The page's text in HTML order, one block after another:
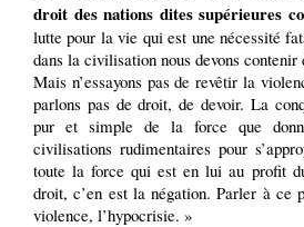
droit des nations dites supérieures
lutte pour la vie qui est une nécessité
dans la civilisation nous devons
Mais n’essayons pas de revêtir la
parlons pas de droit, de devoir. La
pur et simple de la force que
civilisations rudimentaires pour
toute la force qui est en lui au profit
droit, c’en est la négation. Parler à ce
violence, l’hypocrisie. »